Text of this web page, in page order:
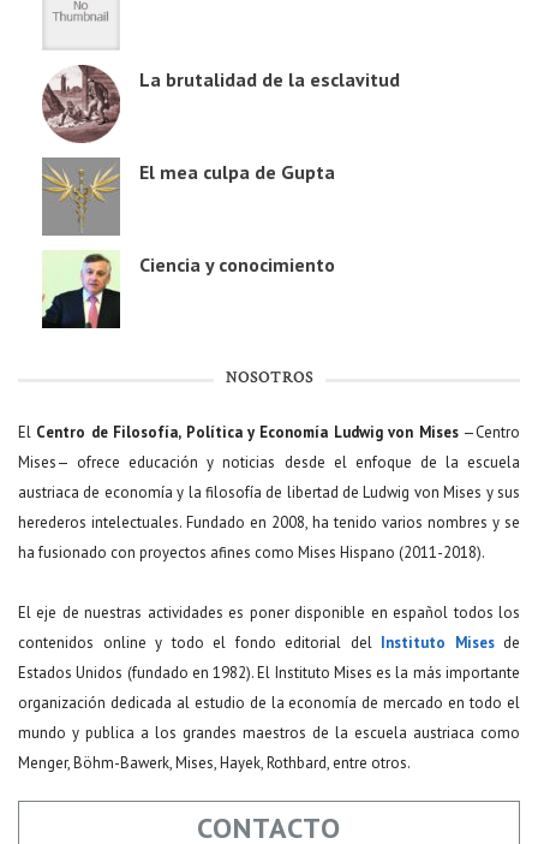
La brutalidad de la esclavitud
El mea culpa de Gupta
Ciencia y conocimiento
NOSOTROS
El Centro de Filosofía, Política y Economía Ludwig von Mises—Centro
Mises— ofrece educación y noticias desde el enfoque de la escuela
austriaca de economía y la filosofía de libertad de Ludwig von Mises y sus
herederos intelectuales. Fundado en 2008, ha tenido varios nombres y se
ha fusionado con proyectos afines como Mises Hispano (2011-2018).
El eje de nuestras actividades es poner disponible en español todos los
contenidos online y todo el fondo editorial del Instituto Misesde
Estados Unidos (fundado en 1982). El Instituto Mises es la más importante
organización dedicada al estudio de la economía de mercado en todo el
mundo y publica a los grandes maestros de la escuela austriaca como
Menger, Böhm-Bawerk, Mises, Hayek, Rothbard, entre otros.
CONTACTO